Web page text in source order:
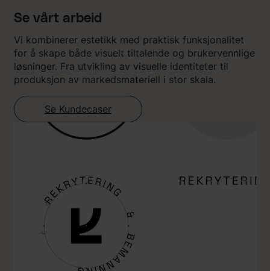
Se vårt arbeid
Vi kombinerer estetikk med praktisk funksjonalitet
for å skape både visuelt tiltalende og brukervennlige
løsninger. Fra utvikling av visuelle identiteter til
produksjon av markedsmateriell i stor skala.
Se Kundecaser